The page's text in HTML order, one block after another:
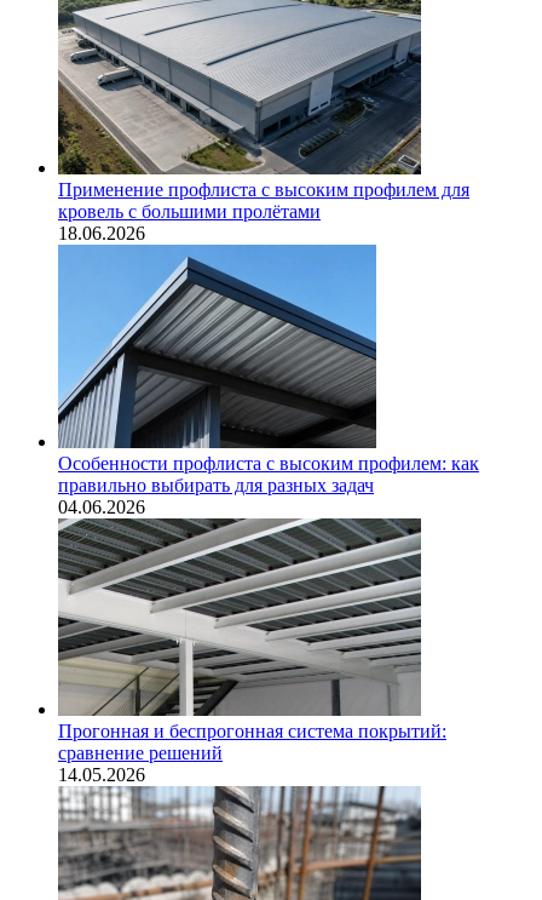
Применение профлиста с высоким профилем для
кровель с большими пролётами
18.06.2026
Особенности профлиста с высоким профилем: как
правильно выбирать для разных задач
04.06.2026
Прогонная и беспрогонная система покрытий:
сравнение решений
14.05.2026